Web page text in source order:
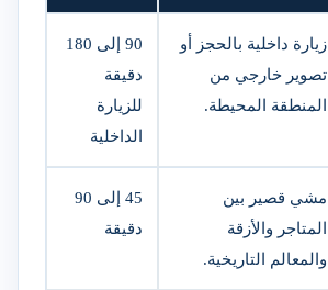
زيارة داخلية بالحجز أو
تصوير خارجي من
المنطقة المحيطة.
90 إلى 180
دقيقة
للزيارة
الداخلية
مشي قصير بين
المتاجر والأزقة
والمعالم التاريخية.
45 إلى 90
دقيقة